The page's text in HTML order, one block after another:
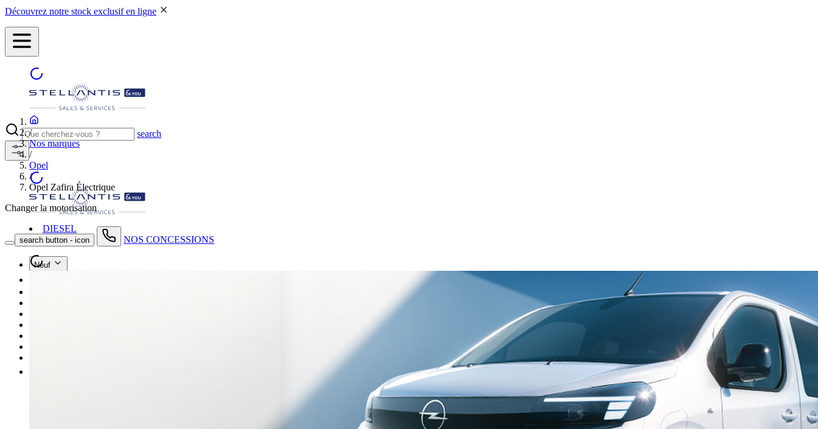
Découvrez notre stock exclusif en ligne
search
search button - icon NOS CONCESSIONS
Neuf
/
Nos marques
/
Opel
/
Opel Zafira Électrique
Changer la motorisation
DIESEL